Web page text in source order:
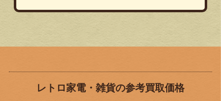
レトロ家電・雑貨の参考買取価格